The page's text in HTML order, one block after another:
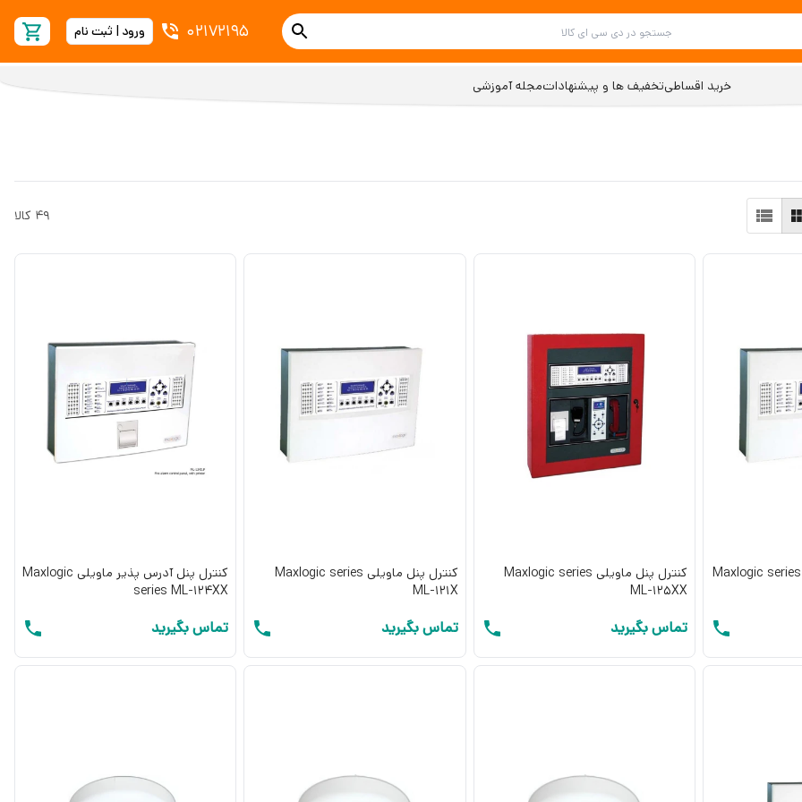
02172195 ورود | ثبت نام
خرید اقساطیتخفیف ها و پیشنهاداتمجله آموزشی
49 کالا
کنترل پنل آدرس پذیر Maxlogic series
کنترل پنل ماویلی Maxlogic series
ML-125XX
تماس بگیرید
کنترل پنل ماویلی Maxlogic series
ML-121X
تماس بگیرید
کنترل پنل آدرس پذیر ماویلی Maxlogic
series ML-124XX
تماس بگیرید